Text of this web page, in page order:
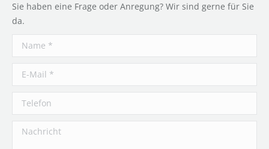
Sie haben eine Frage oder Anregung? Wir sind gerne für Sie
da.
Name *
E-Mail *
Telefon
Nachricht